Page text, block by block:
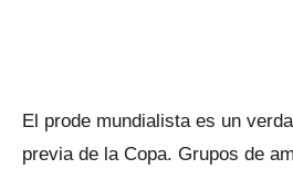
El prode mundialista es un
previa de la Copa. Grupos de